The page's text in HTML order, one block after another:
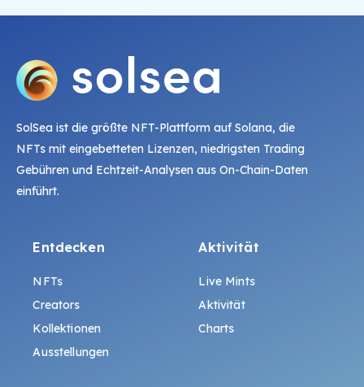
SolSea ist die größte NFT-Plattform auf Solana, die
NFTs mit eingebetteten Lizenzen, niedrigsten Trading
Gebühren und Echtzeit-Analysen aus On-Chain-Daten
einführt.
Entdecken
NFTs
Creators
Kollektionen
Ausstellungen
Aktivität
Live Mints
Aktivität
Charts